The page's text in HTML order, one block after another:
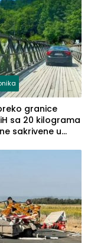
granice
sa 20 kilograma
sakrivene u